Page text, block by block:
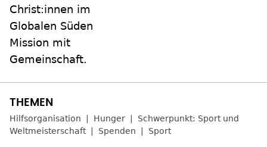
Christ:innen im
Globalen Süden
Mission mit
Gemeinschaft.
Hilfsorganisation Hunger
Schwerpunkt: Sport und
Weltmeisterschaft
Spenden Sport